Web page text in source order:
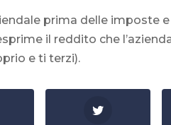
prima delle imposte
il reddito che
e ti terzi).